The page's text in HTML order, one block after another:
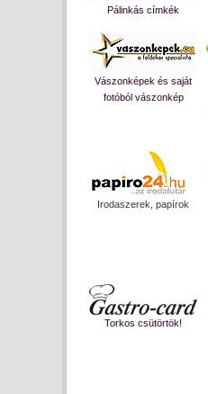
Pálinkás címkék
Vászonképek és saját
fotóból vászonkép
Irodaszerek, papírok
Torkos csütörtök!